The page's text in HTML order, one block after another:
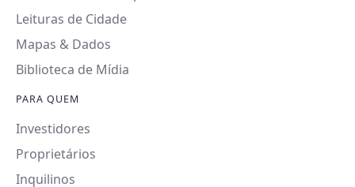
Leituras de Cidade
Mapas & Dados
Biblioteca de Mídia
PARA QUEM
Investidores
Proprietários
Inquilinos